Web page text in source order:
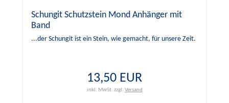
Schungit Schutzstein Mond Anhänger mit
Band
...der Schungit ist ein Stein, wie gemacht, für unsere Zeit.
13,50 EUR
inkl. MwSt. zzgl. Versand